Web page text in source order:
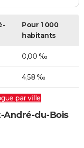
Pour 1 000
habitants
0,00 ‰
4,58 ‰
par ville
André-du-Bois